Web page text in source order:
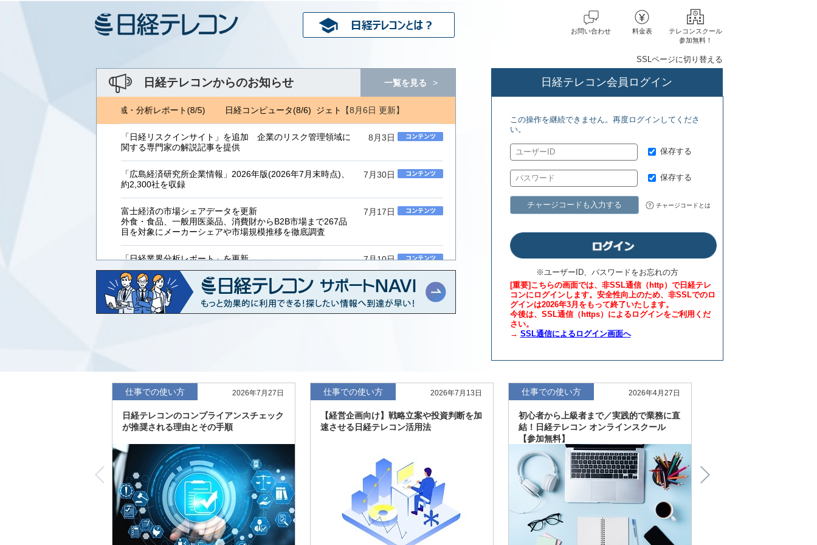
お問い合わせ 料金表
テレコンスクール
参加無料！
日経テレコンからのお知らせ 一覧を見る
【8月6日 更新】
ンピュータ(8/6) ジェトロ地域・分析レポート(8/5) 日経コンピュータ(8/6) ジェトロ地域・分析レポート(8/5)
8月3日
「日経リスクインサイト」を追加 企業のリスク管理領域に
関する専門家の解説記事を提供
7月30日
「広島経済研究所企業情報」2026年版(2026年7月末時点)、
約2,300社を収録
7月17日
富士経済の市場シェアデータを更新
外食・食品、一般用医薬品、消費財からB2B市場まで267品
目を対象にメーカーシェアや市場規模推移を徹底調査
7月10日
「日経業界分析レポート」を更新
「工業用プラスチック製品」「システムインテグレーター」
など20業界の内容を刷新
7月8日
「東洋経済海外進出企業情報」の2026年版、約3万6千社を
収録
「日経POS情報マーケットレポート」の最新版、10～3月実
績の市場動向を速報
度の予想を実施
SSLページに切り替える
日経テレコン会員ログイン
この操作を継続できません。再度ログインしてくださ
い。
保存する
保存する
チャージコードも入力する チャージコードとは
※ユーザーID、パスワードをお忘れの方
[重要]こちらの画面では、非SSL通信（http）で日経テレ
コンにログインします。安全性向上のため、非SSLでのロ
グインは2026年3月をもって終了いたします。
今後は、SSL通信（https）によるログインをご利用くだ
さい。
→ SSL通信によるログイン画面へ
仕事での使い方 2026年7月27日
日経テレコンのコンプライアンスチェック
が推奨される理由とその手順
仕事での使い方 2026年7月13日
【経営企画向け】戦略立案や投資判断を加
速させる日経テレコン活用法
仕事での使い方 2026年4月27日
初心者から上級者まで／実践的で業務に直
結！日経テレコン オンラインスクール
【参加無料】